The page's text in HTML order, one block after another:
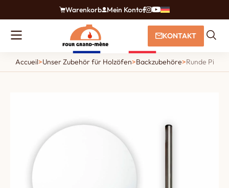
Warenkorb Mein Konto
KONTAKT
Accueil>Unser Zubehör für Holzöfen>Backzubehöre>Runde